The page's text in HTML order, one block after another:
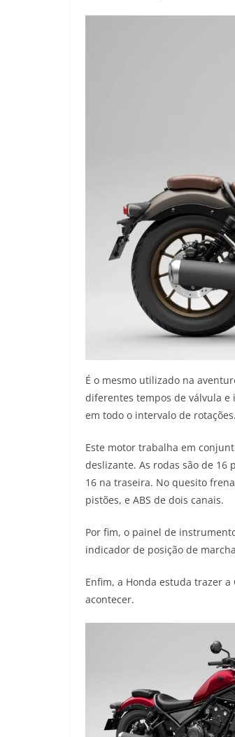
É o mesmo utilizado na
diferentes tempos de válvula e
em todo o intervalo de rotações.
Este motor trabalha em
deslizante. As rodas são de 16
16 na traseira. No quesito
pistões, e ABS de dois canais.
Por fim, o painel de
indicador de posição de
Enfim, a Honda estuda trazer a
acontecer.